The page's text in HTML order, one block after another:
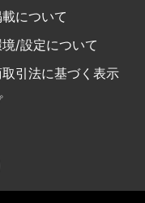
について
/設定について
引法に基づく表示